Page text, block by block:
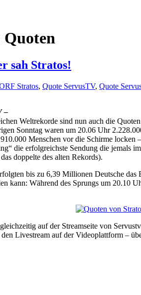
sah Stratos!
Stratos, Quote ServusTV, Quote
–
Weltrekorde sind nun auch die
Sonntag waren um 20.06 Uhr
Menschen vor die Schirme
die erfolgreichste Sendung die jemals
doppelte des alten Rekords).
bis zu 6,39 Millionen Deutsche
kann: Während des Sprungs um 20.10
auf der Streamseite von
Livestream auf der Videoplattform –